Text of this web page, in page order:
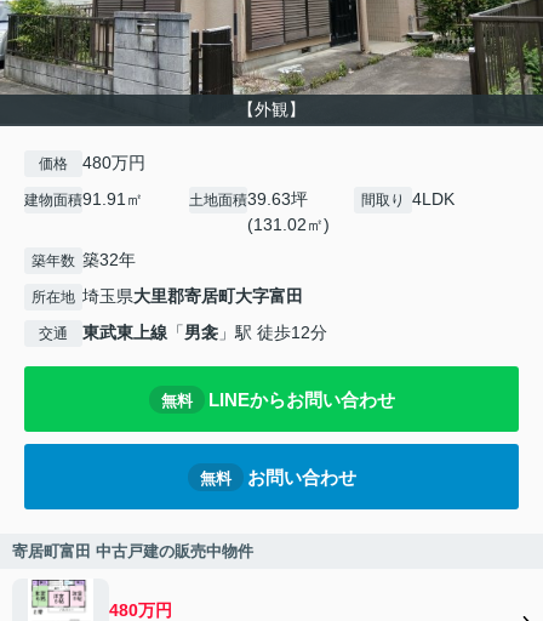
【外観】
価格 480万円
建物面積91.91㎡ 土地面積39.63坪
(131.02㎡)
間取り 4LDK
築年数 築32年
所在地 埼玉県大里郡寄居町大字富田
交通 東武東上線 「男衾 」駅 徒歩12分
無料 LINEからお問い合わせ
無料 お問い合わせ
寄居町富田 中古戸建の販売中物件
480万円